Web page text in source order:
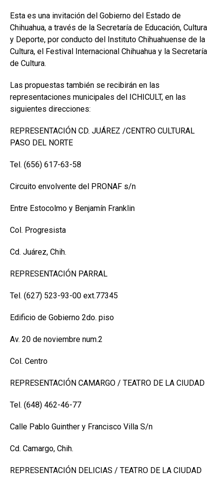
Esta es una invitación del Gobierno del Estado de
Chihuahua, a través de la Secretaría de Educación, Cultura
y Deporte, por conducto del Instituto Chihuahuense de la
Cultura, el Festival Internacional Chihuahua y la Secretaría
de Cultura.
Las propuestas también se recibirán en las
representaciones municipales del ICHICULT, en las
siguientes direcciones:
REPRESENTACIÓN CD. JUÁREZ /CENTRO CULTURAL
PASO DEL NORTE
Tel. (656) 617-63-58
Circuito envolvente del PRONAF s/n
Entre Estocolmo y Benjamín Franklin
Col. Progresista
Cd. Juárez, Chih.
REPRESENTACIÓN PARRAL
Tel. (627) 523-93-00 ext.77345
Edificio de Gobierno 2do. piso
Av. 20 de noviembre num.2
Col. Centro
REPRESENTACIÓN CAMARGO / TEATRO DE LA CIUDAD
Tel. (648) 462-46-77
Calle Pablo Guinther y Francisco Villa S/n
Cd. Camargo, Chih.
REPRESENTACIÓN DELICIAS / TEATRO DE LA CIUDAD